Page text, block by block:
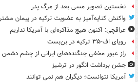
نخستین تصویر مسی بعد از مرگ پدر
واکنش کنایه‌آمیز به عضویت ترکیه در پیمان
عراقچی: اکنون هیچ مذاکره‌ای با آمریکا نداریم
رویای اف-۳۵ ترکیه در بن‌بست
راز عبور مخفی جنگنده‌های ایرانی از چشم دشمن
جشن برداشت انگور در ترشیز
آمریکا نتوانست؛ دیگران هم نمی توانند